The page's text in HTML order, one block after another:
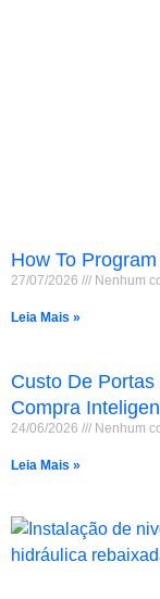
How To
27/07/2026 Nenhum
Leia Mais »
Custo De
Compra
24/06/2026 Nenhum
Leia Mais »